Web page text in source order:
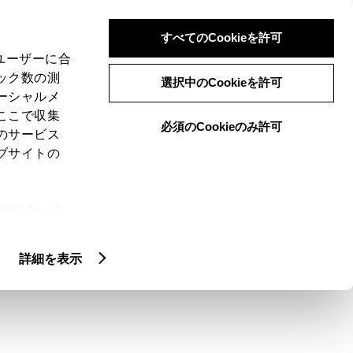
ザーに合
ク数の測
シャルメ
こで収集
サービス
サイトの
詳細を表示
すべてのCookieを許可
選択中のCookieを許可
必須のCookieのみ許可
ログイン 検索 メニュー